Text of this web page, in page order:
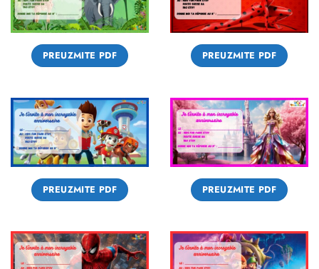
PREUZMITE PDF PREUZMITE PDF
PREUZMITE PDF PREUZMITE PDF